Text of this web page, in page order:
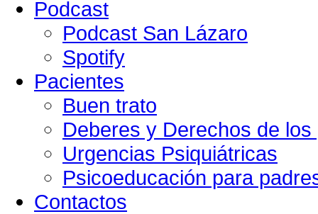
Podcast
Podcast San Lázaro
Spotify
Pacientes
Buen trato
Deberes y Derechos de los
Urgencias Psiquiátricas
Psicoeducación para
Contactos